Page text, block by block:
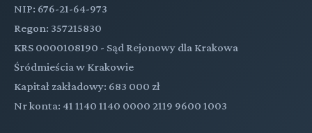
NIP: 676-21-64-973
Regon: 357215830
KRS 0000108190 - Sąd Rejonowy dla Krakowa
Śródmieścia w Krakowie
Kapitał zakładowy: 683 000 zł
Nr konta: 41 1140 1140 0000 2119 9600 1003